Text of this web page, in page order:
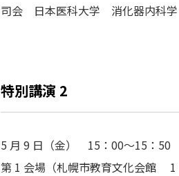
司会 日本医科大学 消化器
特別講演 2
5 月 9 日（金） 15：00～15：50
第 1 会場（札幌市教育文化会館 1